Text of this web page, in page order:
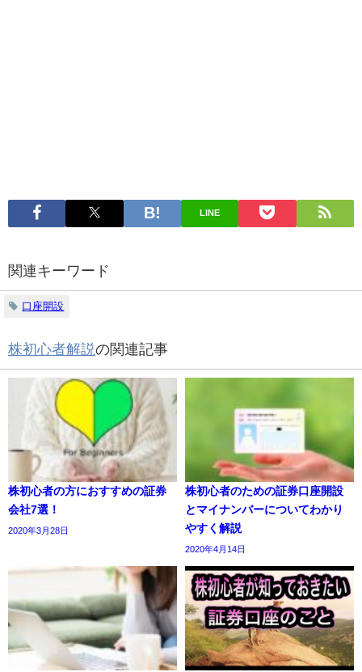
LINE
関連キーワード
口座開設
株初心者解説の関連記事
株初心者の方におすすめの証券
会社7選！
2020年3月28日
株初心者のための証券口座開設
とマイナンバーについてわかり
やすく解説
2020年4月14日